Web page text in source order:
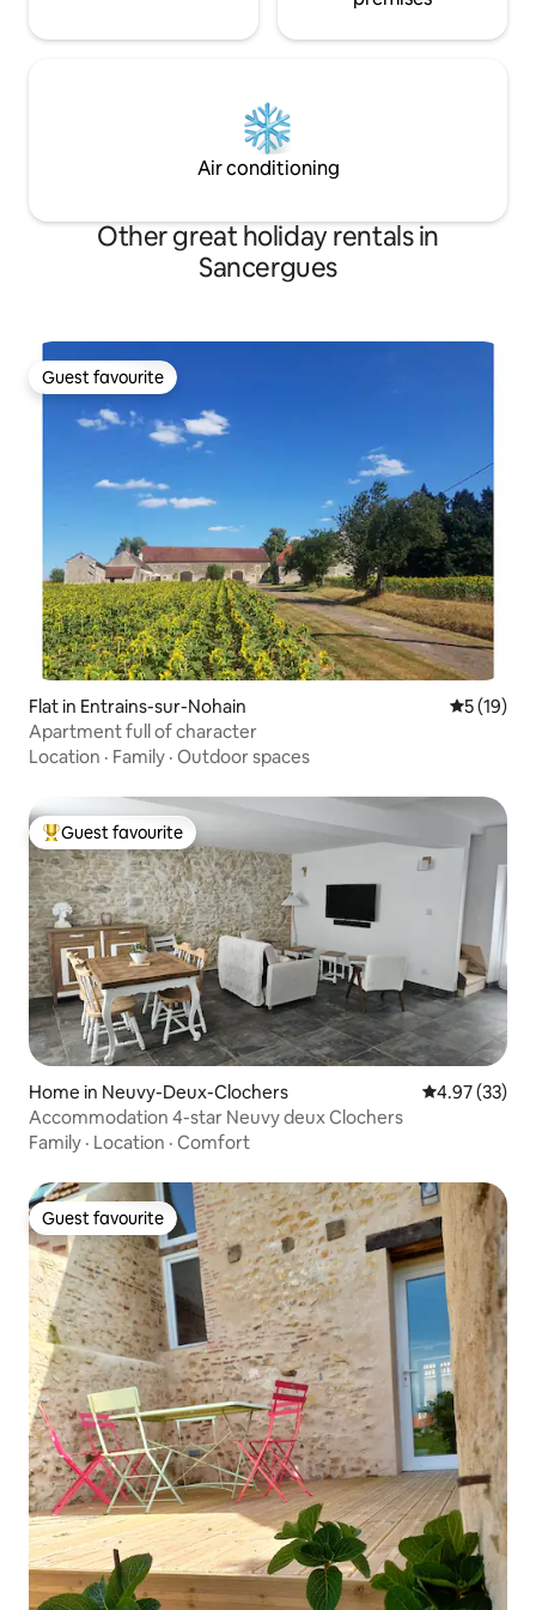
Air conditioning
Other great holiday rentals in
Sancergues
Guest favourite
Guest favourite
Flat in Entrains-sur-Nohain 5 out of 5
5 (19)
Apartment full of character
Location · Family · Outdoor spaces
Top guest favourite
Guest favourite
Home in Neuvy-Deux-Clochers 4.97 out of 5
4.97 (33)
Accommodation 4-star Neuvy deux Clochers
Family · Location · Comfort
Guest favourite
Guest favourite